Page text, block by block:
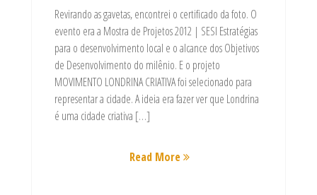
Revirando as gavetas, encontrei o certificado da foto. O
evento era a Mostra de Projetos 2012 | SESI Estratégias
para o desenvolvimento local e o alcance dos Objetivos
de Desenvolvimento do milênio. E o projeto
MOVIMENTO LONDRINA CRIATIVA foi selecionado para
representar a cidade. A ideia era fazer ver que Londrina
é uma cidade criativa […]
Read More